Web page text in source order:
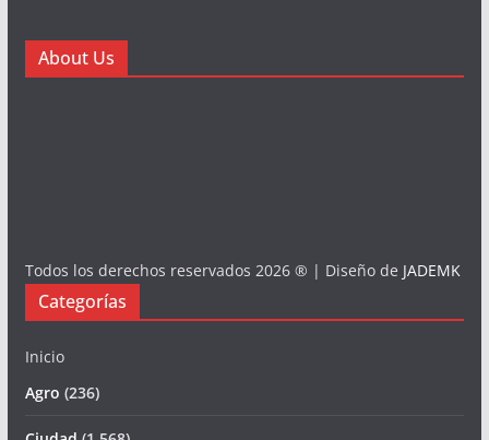
About Us
Todos los derechos reservados 2026 ® | Diseño de JADEMK
Categorías
Inicio
Agro (236)